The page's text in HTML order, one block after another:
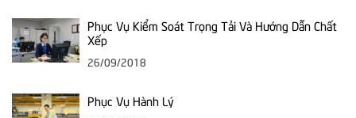
Phục Vụ Kiểm Soát Trọng Tải Và Hướng Dẫn Chất
Xếp
26/09/2018
Phục Vụ Hành Lý